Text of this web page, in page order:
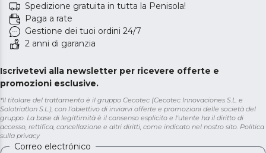
Spedizione gratuita in tutta la Penisola!
Paga a rate
Gestione dei tuoi ordini 24/7
2 anni di garanzia
Iscrivetevi alla newsletter per ricevere offerte e
promozioni esclusive.
*Il titolare del trattamento è il gruppo Cecotec (Cecotec Innovaciones S.L. e
Solotriatlon S.L.), con l'obiettivo di inviarvi offerte e promozioni delle società del
gruppo. La base di legittimità è il consenso esplicito e l'utente ha il diritto di
accesso, rettifica, cancellazione e altri diritti, come indicato nel nostro sito. Politica
sulla privacy
Correo electrónico